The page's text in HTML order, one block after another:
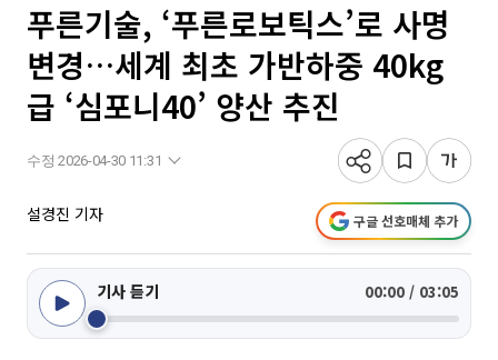
푸른기술, ‘푸른로보틱스’로 사명
변경…세계 최초 가반하중 40kg
급 ‘심포니40’ 양산 추진
수정 2026-04-30 11:31
설경진 기자 구글 선호매체 추가
기사 듣기 00:00 / 03:05